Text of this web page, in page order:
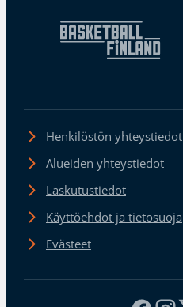
Henkilöstön yhteystiedot
Alueiden yhteystiedot
Laskutustiedot
Käyttöehdot ja tietosuoja
Evästeet